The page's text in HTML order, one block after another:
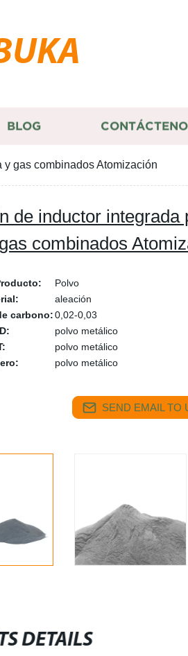
BLOG
gas combinados Atomización
de inductor integrada
combinados
Polvo
aleación
carbono:0,02-0,03
polvo metálico
polvo metálico
polvo metálico
SEND EMAIL TO
DETAILS